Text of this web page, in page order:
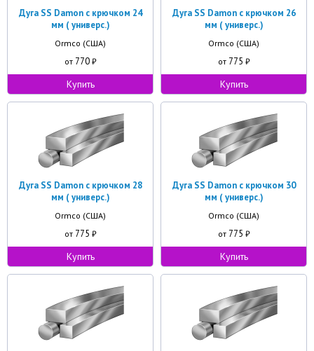
Дуга SS Damon с крючком 24
мм ( универс.)
Ormco (США)
от 770₽
Купить
Дуга SS Damon с крючком 26
мм ( универс.)
Ormco (США)
от 775 ₽
Купить
Дуга SS Damon с крючком 28
мм ( универс.)
Ormco (США)
от 775 ₽
Купить
Дуга SS Damon с крючком 30
мм ( универс.)
Ormco (США)
от 775 ₽
Купить